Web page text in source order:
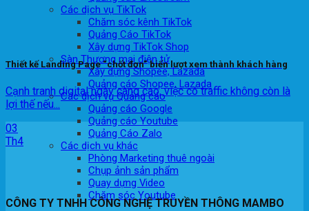
Các dịch vụ TikTok
Chăm sóc kênh TikTok
Quảng Cáo TikTok
Xây dựng TikTok Shop
Sàn Thương mại điện tử
Xây dựng Shopee, Lazada
Quảng cáo Shopee, Lazada
Các dịch vụ Quảng cáo
Quảng cáo Google
Quảng cáo Youtube
Quảng Cáo Zalo
Các dịch vụ khác
Phòng Marketing thuê ngoài
Chụp ảnh sản phẩm
Quay dựng Video
Chăm sóc Youtube
Thiết kế Landing Page “chốt đơn” biến lượt xem thành khách hàng
Cạnh tranh digital ngày càng cao, việc có traffic không còn là
lợi thế nếu...
03
Th4
CÔNG TY TNHH CÔNG NGHỆ TRUYỀN THÔNG MAMBO